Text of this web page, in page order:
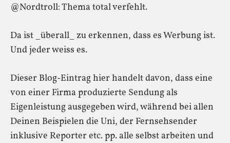
@Nordtroll: Thema total verfehlt.
Da ist _überall_ zu erkennen, dass es Werbung ist.
Und jeder weiss es.
Dieser Blog-Eintrag hier handelt davon, dass eine
von einer Firma produzierte Sendung als
Eigenleistung ausgegeben wird, während bei allen
Deinen Beispielen die Uni, der Fernsehsender
inklusive Reporter etc. pp. alle selbst arbeiten und